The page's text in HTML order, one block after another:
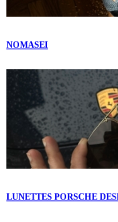
NOMASEI
LUNETTES PORSCHE